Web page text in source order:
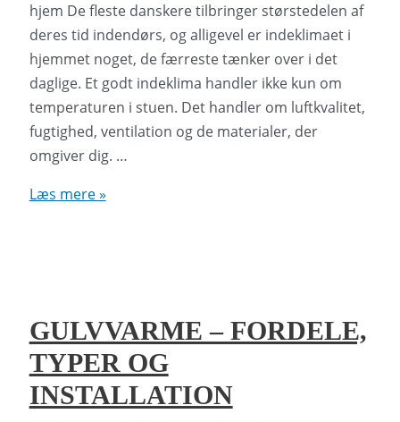
hjem De fleste danskere tilbringer størstedelen af
deres tid indendørs, og alligevel er indeklimaet i
hjemmet noget, de færreste tænker over i det
daglige. Et godt indeklima handler ikke kun om
temperaturen i stuen. Det handler om luftkvalitet,
fugtighed, ventilation og de materialer, der
omgiver dig. …
Godt
luften
i
dit
hjem
Læs mere »
GULVVARME – FORDELE,
TYPER OG
INSTALLATION